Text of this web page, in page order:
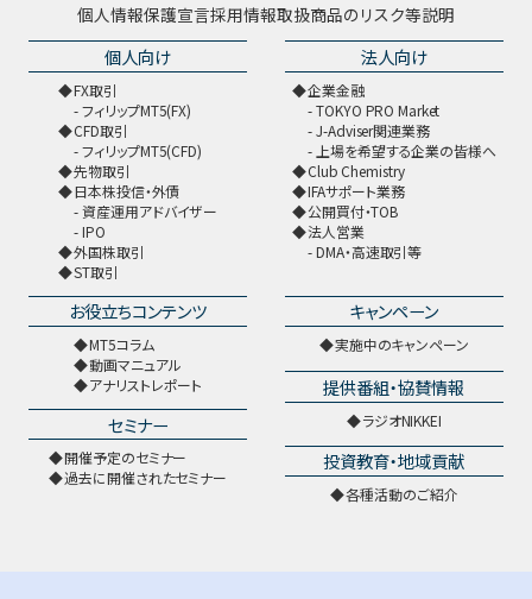
個人情報保護宣言採用情報取扱商品のリスク等説明
個人向け
FX取引
フィリップMT5(FX)
CFD取引
フィリップMT5(CFD)
先物取引
日本株投信・外債
資産運用アドバイザー
IPO
外国株取引
ST取引
法人向け
企業金融
TOKYO PRO Market
J-Adviser関連業務
上場を希望する企業の皆様へ
Club Chemistry
IFAサポート業務
公開買付・TOB
法人営業
DMA・高速取引等
お役立ちコンテンツ
MT5コラム
動画マニュアル
アナリストレポート
セミナー
開催予定のセミナー
過去に開催されたセミナー
キャンペーン
実施中のキャンペーン
提供番組・協賛情報
ラジオNIKKEI
投資教育・地域貢献
各種活動のご紹介